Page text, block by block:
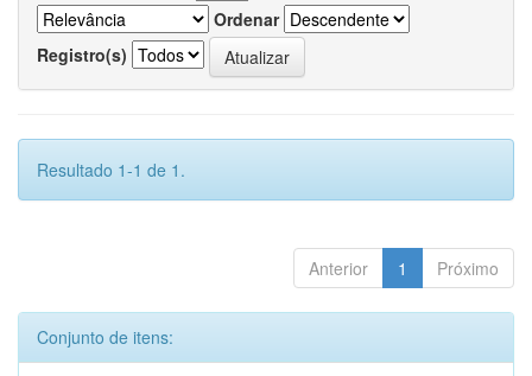
Ordenar
Registro(s)
Resultado 1-1 de 1.
Anterior 1 Próximo
Conjunto de itens: